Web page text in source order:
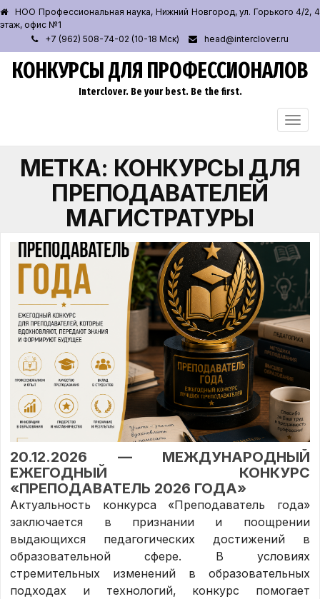
НОО Профессиональная наука, Нижний Новгород, ул. Горького 4/2, 4
этаж, офис №1
+7 (962) 508-74-02 (10-18 Мск)
head@interclover.ru
КОНКУРСЫ ДЛЯ ПРОФЕССИОНАЛОВ
Interclover. Be your best. Be the first.
МЕТКА: КОНКУРСЫ ДЛЯ
ПРЕПОДАВАТЕЛЕЙ
МАГИСТРАТУРЫ
20.12.2026 — МЕЖДУНАРОДНЫЙ
ЕЖЕГОДНЫЙ КОНКУРС
«ПРЕПОДАВАТЕЛЬ 2026 ГОДА»
Актуальность конкурса «Преподаватель года»
заключается в признании и поощрении
выдающихся педагогических достижений в
образовательной сфере. В условиях
стремительных изменений в образовательных
подходах и технологий, конкурс помогает